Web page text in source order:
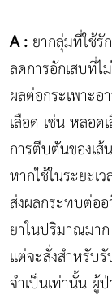
A : ยากลุ่มที่ใช้รั
ลดการอักเสบที่ไ
ผลต่อกระเพาะ
เลือด เช่น หลอด
การตีบตันของเส้
หากใช้ในระยะเ
ส่งผลกระทบต่อ
ยาในปริมาณมา
แต่จะสั่งสำหรับ
จำเป็นเท่านั้น ผู้